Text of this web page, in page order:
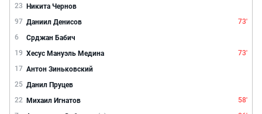
23 Никита Чернов
97 Даниил Денисов
73'
6
Срджан Бабич
19 Хесус Мануэль Медина
73'
17 Антон Зиньковский
25 Данил Пруцев
22 Михаил Игнатов
58'